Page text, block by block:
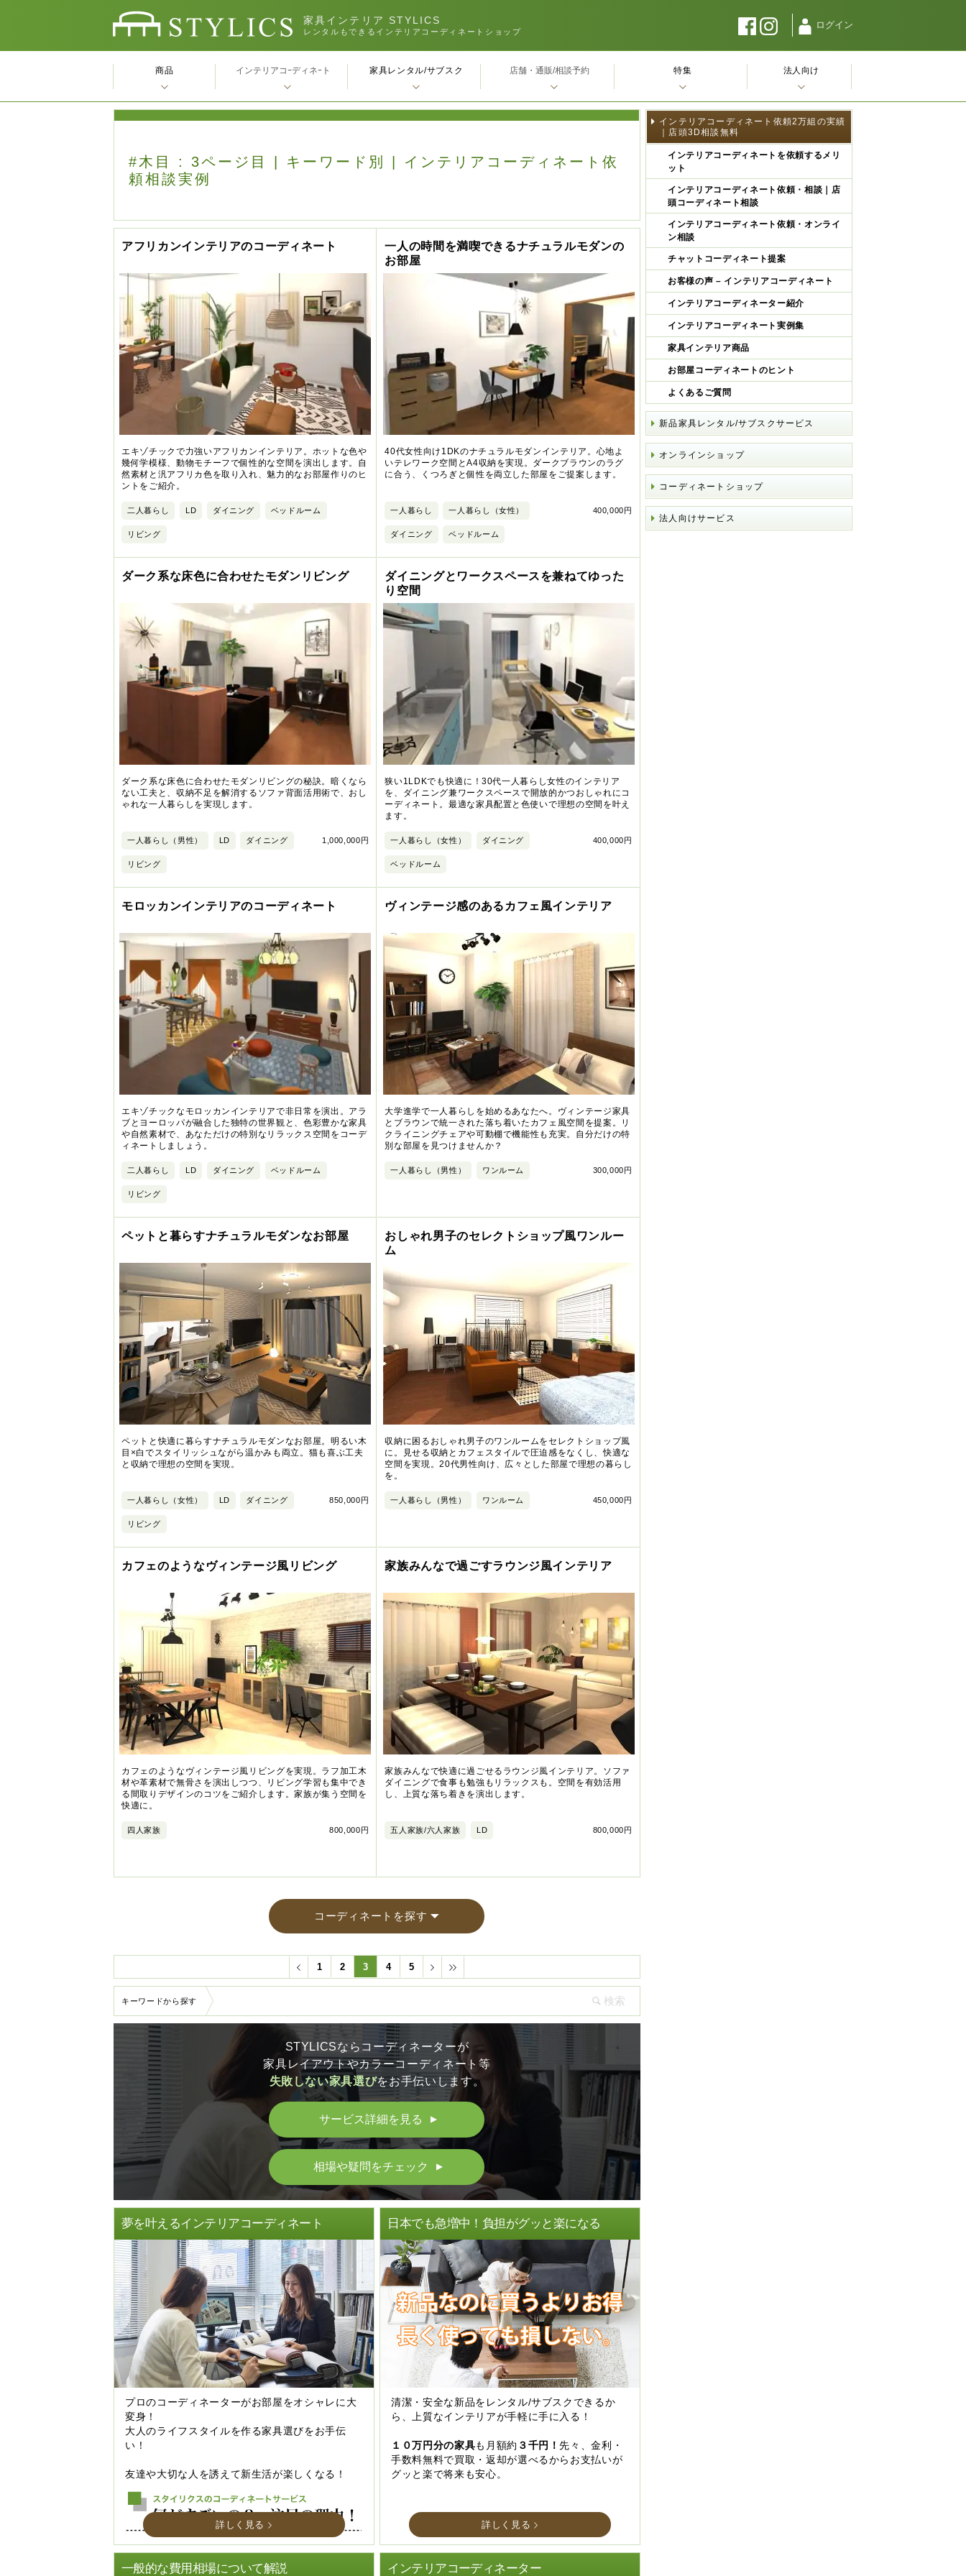
家具インテリア STYLICS
レンタルもできるインテリアコーディネートショップ
ログイン
#木目 : 3ページ目 | キーワード別 | インテリアコーディネート依
頼相談実例
アフリカンインテリアのコーディネート
エキゾチックで力強いアフリカンインテリア。ホットな色や
幾何学模様、動物モチーフで個性的な空間を演出します。自
然素材と汎アフリカ色を取り入れ、魅力的なお部屋作りのヒ
ントをご紹介。
二人暮らし LD ダイニング ベッドルーム
リビング
一人の時間を満喫できるナチュラルモダンの
お部屋
40代女性向け1DKのナチュラルモダンインテリア。心地よ
いテレワーク空間とA4収納を実現。ダークブラウンのラグ
に合う、くつろぎと個性を両立した部屋をご提案します。
400,000円
一人暮らし 一人暮らし（女性）
ダイニング ベッドルーム
ダーク系な床色に合わせたモダンリビング
ダーク系な床色に合わせたモダンリビングの秘訣。暗くなら
ない工夫と、収納不足を解消するソファ背面活用術で、おし
ゃれな一人暮らしを実現します。
1,000,000円
一人暮らし（男性） LD ダイニング
リビング
ダイニングとワークスペースを兼ねてゆった
り空間
狭い1LDKでも快適に！30代一人暮らし女性のインテリア
を、ダイニング兼ワークスペースで開放的かつおしゃれにコ
ーディネート。最適な家具配置と色使いで理想の空間を叶え
ます。
400,000円
一人暮らし（女性） ダイニング
ベッドルーム
モロッカンインテリアのコーディネート
エキゾチックなモロッカンインテリアで非日常を演出。アラ
ブとヨーロッパが融合した独特の世界観と、色彩豊かな家具
や自然素材で、あなただけの特別なリラックス空間をコーデ
ィネートしましょう。
二人暮らし LD ダイニング ベッドルーム
リビング
ヴィンテージ感のあるカフェ風インテリア
大学進学で一人暮らしを始めるあなたへ。ヴィンテージ家具
とブラウンで統一された落ち着いたカフェ風空間を提案。リ
クライニングチェアや可動棚で機能性も充実。自分だけの特
別な部屋を見つけませんか？
300,000円
一人暮らし（男性） ワンルーム
ペットと暮らすナチュラルモダンなお部屋
ペットと快適に暮らすナチュラルモダンなお部屋。明るい木
目×白でスタイリッシュながら温かみも両立。猫も喜ぶ工夫
と収納で理想の空間を実現。
850,000円
一人暮らし（女性） LD ダイニング
リビング
おしゃれ男子のセレクトショップ風ワンルー
ム
収納に困るおしゃれ男子のワンルームをセレクトショップ風
に。見せる収納とカフェスタイルで圧迫感をなくし、快適な
空間を実現。20代男性向け、広々とした部屋で理想の暮らし
を。
450,000円
一人暮らし（男性） ワンルーム
カフェのようなヴィンテージ風リビング
カフェのようなヴィンテージ風リビングを実現。ラフ加工木
材や革素材で無骨さを演出しつつ、リビング学習も集中でき
る間取りデザインのコツをご紹介します。家族が集う空間を
快適に。
800,000円
四人家族
家族みんなで過ごすラウンジ風インテリア
家族みんなで快適に過ごせるラウンジ風インテリア。ソファ
ダイニングで食事も勉強もリラックスも。空間を有効活用
し、上質な落ち着きを演出します。
800,000円
五人家族/六人家族 LD
コーディネートを探す
1 2 3 4 5
キーワードから探す
STYLICSならコーディネーターが
家具レイアウトやカラーコーディネート等
失敗しない家具選びをお手伝いします。
サービス詳細を見る ▲
相場や疑問をチェック ▲
夢を叶えるインテリアコーディネート
プロのコーディネーターがお部屋をオシャレに大
変身！
大人のライフスタイルを作る家具選びをお手伝
い！
友達や大切な人を誘えて新生活が楽しくなる！
詳しく見る
日本でも急増中！負担がグッと楽になる
清潔・安全な新品をレンタル/サブスクできるか
ら、上質なインテリアが手軽に手に入る！
１０万円分の家具も月額約 ３千円！先々、金利・
手数料無料で買取・返却が選べるからお支払いが
グッと楽で将来も安心。
詳しく見る
一般的な費用相場について解説 インテリアコーディネーター
インテリアコーディネート依頼2万組の実績
｜店頭3D相談無料
インテリアコーディネートを依頼するメリ
ット
インテリアコーディネート依頼・相談｜店
頭コーディネート相談
インテリアコーディネート依頼・オンライ
ン相談
チャットコーディネート提案
お客様の声 – インテリアコーディネート
インテリアコーディネーター紹介
インテリアコーディネート実例集
家具インテリア商品
お部屋コーディネートのヒント
よくあるご質問
新品家具レンタル/サブスクサービス
オンラインショップ
コーディネートショップ
法人向けサービス
商品 インテリアコｰディネｰト 家具レンタル/サブスク 店舗・通販/相談予約 特集 法人向け